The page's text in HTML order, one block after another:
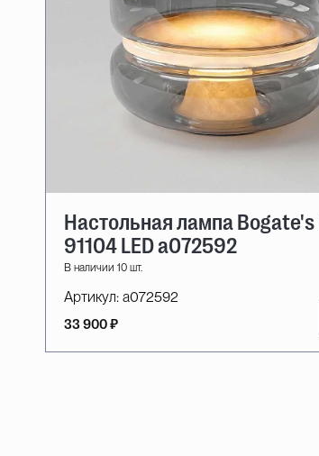
Настольная лампа Bogate's
91104 LED a072592
В наличии 10 шт.
Артикул: a072592
33 900 ₽